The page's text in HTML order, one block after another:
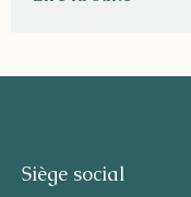
Siège social